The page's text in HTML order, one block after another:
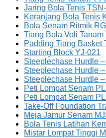
Jaring Bola Tenis
Keranjang Bola Tenis
Bola Senam Ritmik
Tiang Bola Voli Tanam
Padding Tiang Basket
Starting Block YJ-021
Steeplechase Hurdle
Steeplechase Hurdle
Steeplechase Hurdle
Peti Lompat Senam
Peti Lompat Senam
Take-Off Foundation
Meja Jamur Senam
Bola Tenis Latihan
Mistar Lompat Tinggi